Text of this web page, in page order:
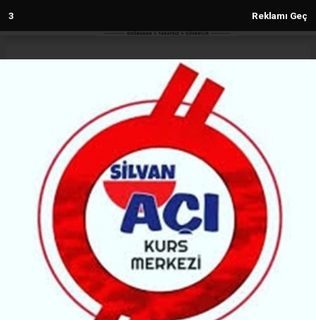
1 Reklamı Geç
Dicle Üniversitesinde yenilenen
"bilgisayar laboratuvarı" hizmete
DIYARBAKIR
(MH) - MALABADİ HABER | 22.10.2025 - 14:13, Güncelleme: 22.10.2025 - 14:13
26135+ kez okundu.
Dicle Üniversitesinde (DÜ) yenilenen bilgisayar
laboratuvarı düzenlenen törenle açıldı.
ABONE OL